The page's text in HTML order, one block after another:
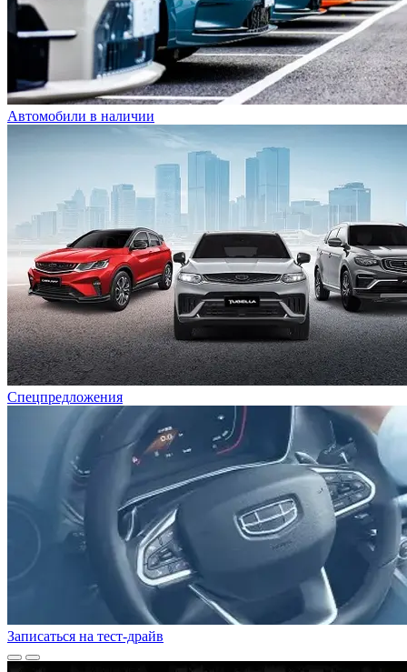
Автомобили в наличии
Спецпредложения
Записаться на тест-драйв